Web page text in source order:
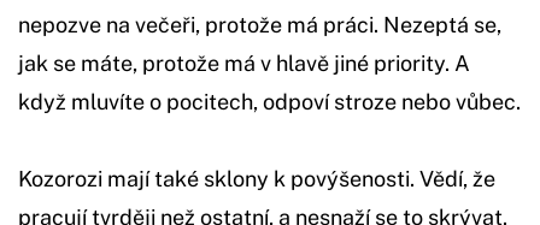
nepozve na večeři, protože má práci. Nezeptá se,
jak se máte, protože má v hlavě jiné priority. A
když mluvíte o pocitech, odpoví stroze nebo vůbec.
Kozorozi mají také sklony k povýšenosti. Vědí, že
pracují tvrději než ostatní, a nesnaží se to skrývat.